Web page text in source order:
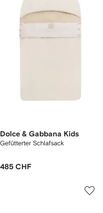
Dolce & Gabbana Kids
Gefütterter Schlafsack
485 CHF